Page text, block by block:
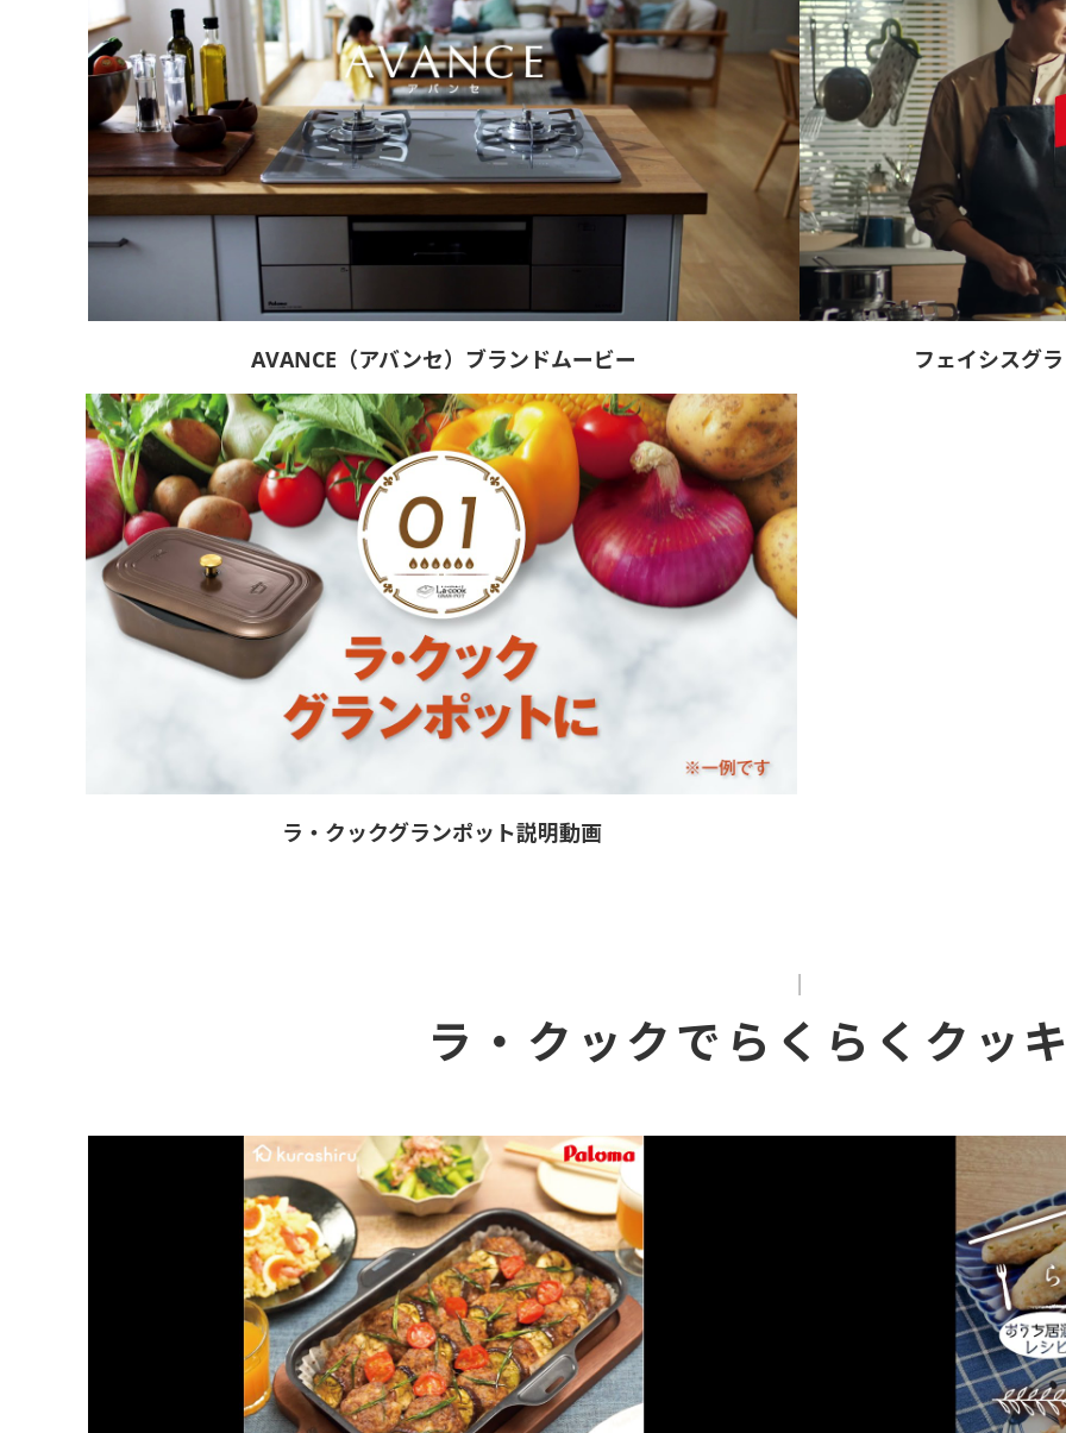
AVANCE（アバンセ）ブランドムービー フェイシスグ
ラ・クックグランポット説明動画
ラ・クックでらくらくクッ